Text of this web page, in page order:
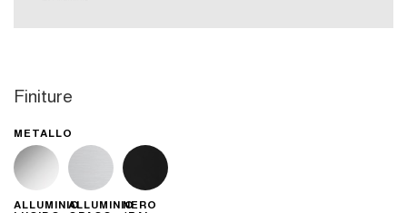
Finiture
METALLO
ALLUMINIOALLUMINIONERO